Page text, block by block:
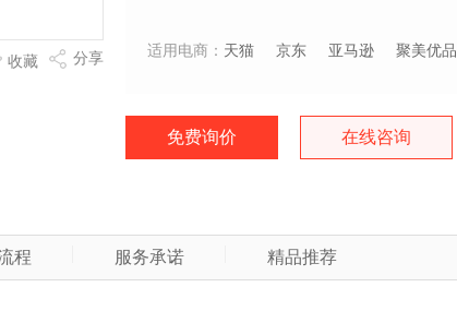
分享
收藏
适用电商： 天猫 京东 亚马逊 聚美优品
免费询价 在线咨询
程 服务承诺 精品推荐